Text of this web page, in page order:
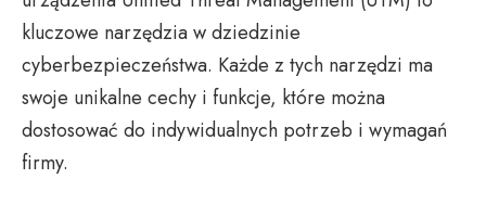
kluczowe narzędzia w dziedzinie
cyberbezpieczeństwa. Każde z tych narzędzi ma
swoje unikalne cechy i funkcje, które można
dostosować do indywidualnych potrzeb i wymagań
firmy.